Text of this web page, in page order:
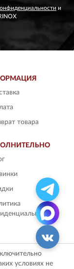
и
товара
условиях не